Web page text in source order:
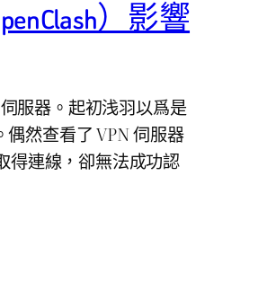
）影響
服器。起初浅羽以爲是
然查看了 VPN 伺服器
得連線，卻無法成功認